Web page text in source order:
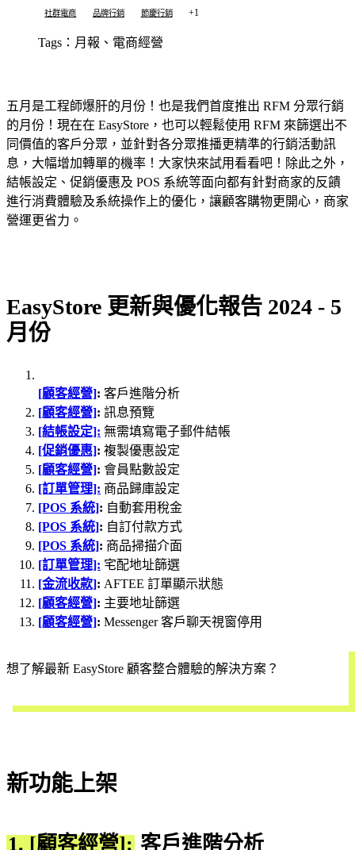
社群電商 品牌行銷 節慶行銷 +1
Tags：月報、電商經營
五月是工程師爆肝的月份！也是我們首度推出 RFM 分眾行銷
的月份！現在在 EasyStore，也可以輕鬆使用 RFM 來篩選出不
同價值的客戶分眾，並針對各分眾推播更精準的行銷活動訊
息，大幅增加轉單的機率！大家快來試用看看吧！除此之外，
結帳設定、促銷優惠及 POS 系統等面向都有針對商家的反饋
進行消費體驗及系統操作上的優化，讓顧客購物更開心，商家
營運更省力。
EasyStore 更新與優化報告 2024 - 5
月份
[顧客經營]: 客戶進階分析
[顧客經營]: 訊息預覽
[結帳設定]: 無需填寫電子郵件結帳
[促銷優惠]: 複製優惠設定
[顧客經營]: 會員點數設定
[訂單管理]: 商品歸庫設定
[POS 系統]: 自動套用稅金
[POS 系統]: 自訂付款方式
[POS 系統]: 商品掃描介面
[訂單管理]: 宅配地址篩選
[金流收款]: AFTEE 訂單顯示狀態
[顧客經營]: 主要地址篩選
[顧客經營]: Messenger 客戶聊天視窗停用
想了解最新 EasyStore 顧客整合體驗的解決方案？
新功能上架
1. [顧客經營]: 客戶進階分析